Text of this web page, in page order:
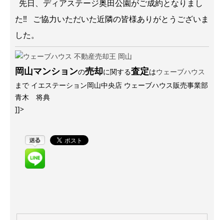
先日、ディアステージ奥田公園がご成約となりまし
た‼ ご協力いただいた近隣の皆様ありがとうございま
した。
岡山マンションの売却に関する査定はウェーブハウス
まで イエステーション岡山中央店 ウェーブハウス販売事業部
青木 将典
]]>